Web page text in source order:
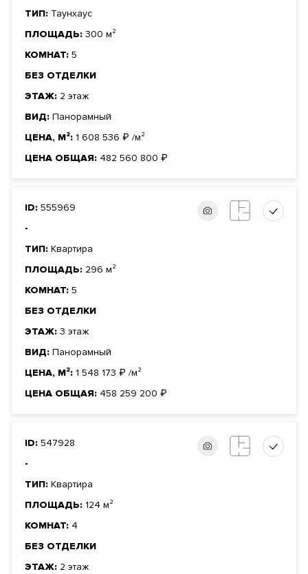
ТИП: Таунхаус
ПЛОЩАДЬ: 300 м²
КОМНАТ: 5
БЕЗ ОТДЕЛКИ
ЭТАЖ: 2 этаж
ВИД: Панорамный
ЦЕНА, М²: 1 608 536 ₽ /м²
ЦЕНА ОБЩАЯ: 482 560 800 ₽
ID: 555969
-
ТИП: Квартира
ПЛОЩАДЬ: 296 м²
КОМНАТ: 5
БЕЗ ОТДЕЛКИ
ЭТАЖ: 3 этаж
ВИД: Панорамный
ЦЕНА, М²: 1 548 173 ₽ /м²
ЦЕНА ОБЩАЯ: 458 259 200 ₽
ID: 547928
-
ТИП: Квартира
ПЛОЩАДЬ: 124 м²
КОМНАТ: 4
БЕЗ ОТДЕЛКИ
ЭТАЖ: 2 этаж